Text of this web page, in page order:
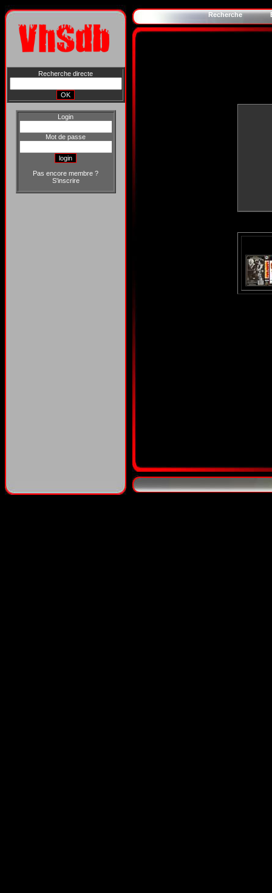
Recherche directe
Login
Mot de passe
Pas encore membre ?
S'inscrire
Recherche